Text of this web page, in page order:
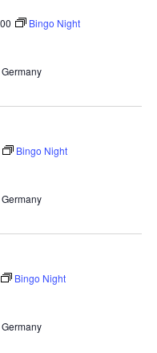
Bingo Night
Bingo Night
Bingo Night